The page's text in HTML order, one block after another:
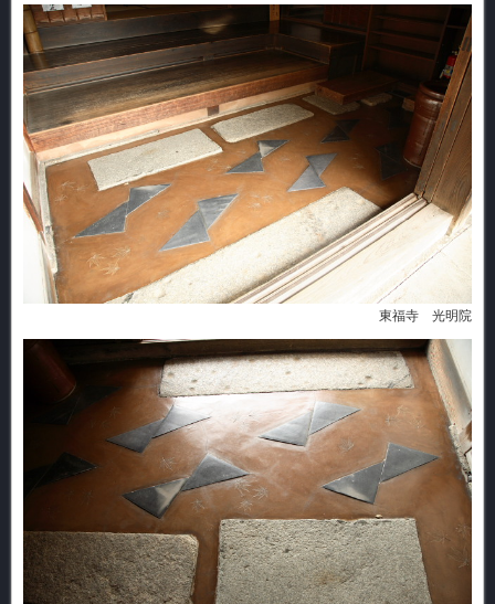
東福寺 光明院